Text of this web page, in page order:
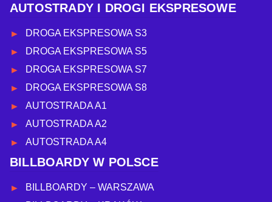
AUTOSTRADY I DROGI EKSPRESOWE
DROGA EKSPRESOWA S3
DROGA EKSPRESOWA S5
DROGA EKSPRESOWA S7
DROGA EKSPRESOWA S8
AUTOSTRADA A1
AUTOSTRADA A2
AUTOSTRADA A4
BILLBOARDY W POLSCE
BILLBOARDY – WARSZAWA